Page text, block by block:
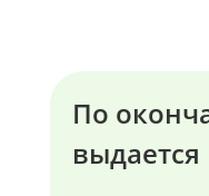
По
выдается